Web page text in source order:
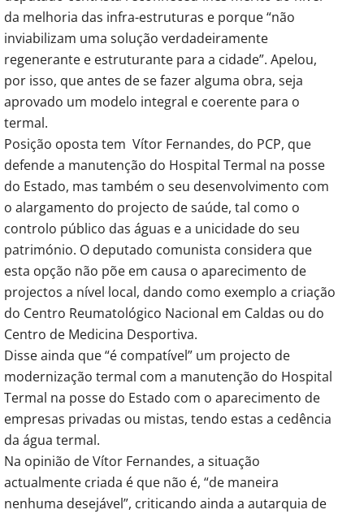
da melhoria das infra-estruturas e porque “não
inviabilizam uma solução verdadeiramente
regenerante e estruturante para a cidade”. Apelou,
por isso, que antes de se fazer alguma obra, seja
aprovado um modelo integral e coerente para o
termal.
Posição oposta tem Vítor Fernandes, do PCP, que
defende a manutenção do Hospital Termal na posse
do Estado, mas também o seu desenvolvimento com
o alargamento do projecto de saúde, tal como o
controlo público das águas e a unicidade do seu
património. O deputado comunista considera que
esta opção não põe em causa o aparecimento de
projectos a nível local, dando como exemplo a criação
do Centro Reumatológico Nacional em Caldas ou do
Centro de Medicina Desportiva.
Disse ainda que “é compatível” um projecto de
modernização termal com a manutenção do Hospital
Termal na posse do Estado com o aparecimento de
empresas privadas ou mistas, tendo estas a cedência
da água termal.
Na opinião de Vítor Fernandes, a situação
actualmente criada é que não é, “de maneira
nenhuma desejável”, criticando ainda a autarquia de